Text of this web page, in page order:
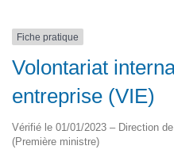
Fiche pratique
Volontariat
entreprise (VIE)
Vérifié le 01/01/2023 – Direction
(Première ministre)